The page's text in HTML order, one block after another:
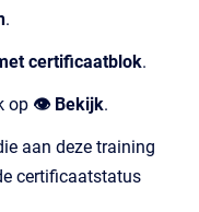
.
certificaatblok.
op 👁️ Bekijk.
aan deze training
certificaatstatus